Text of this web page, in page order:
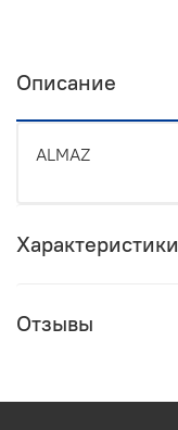
Описание
ALMAZ
Характеристики
Отзывы